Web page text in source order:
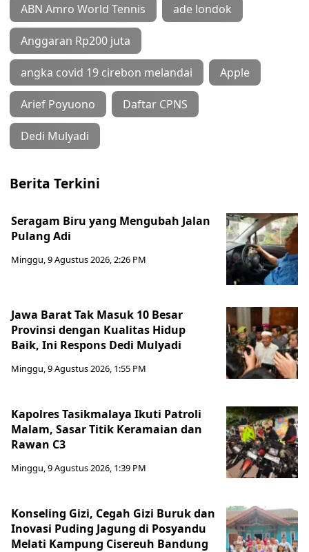
ABN Amro World Tennis ade londok
Anggaran Rp200 juta
angka covid 19 cirebon melandai Apple
Arief Poyuono Daftar CPNS
Dedi Mulyadi
Berita Terkini
Seragam Biru yang Mengubah Jalan
Pulang Adi
Minggu, 9 Agustus 2026, 2:26 PM
Jawa Barat Tak Masuk 10 Besar
Provinsi dengan Kualitas Hidup
Baik, Ini Respons Dedi Mulyadi
Minggu, 9 Agustus 2026, 1:55 PM
Kapolres Tasikmalaya Ikuti Patroli
Malam, Sasar Titik Keramaian dan
Rawan C3
Minggu, 9 Agustus 2026, 1:39 PM
Konseling Gizi, Cegah Gizi Buruk dan
Inovasi Puding Jagung di Posyandu
Melati Kampung Cisereuh Bandung